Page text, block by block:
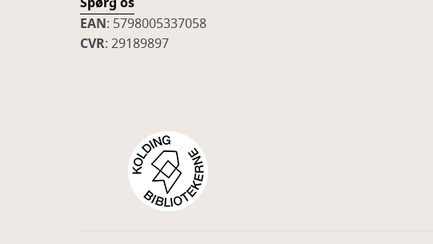
EAN: 5798005337058
CVR: 29189897